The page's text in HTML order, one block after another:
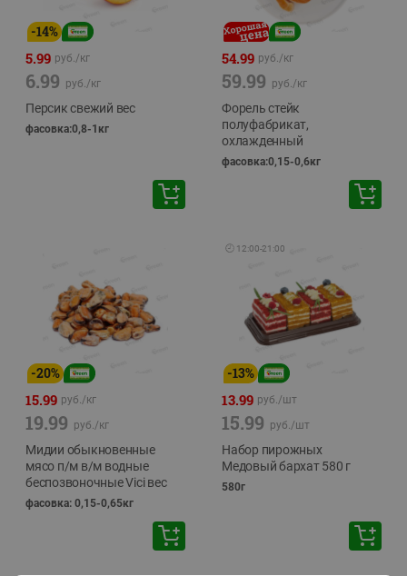
-14%
5.99 руб./кг
6.99 руб./кг
Персик свежий вес
фасовка:0,8-1кг
54.99 руб./кг
59.99 руб./кг
Форель стейк
полуфабрикат,
охлажденный
фасовка:0,15-0,6кг
-20%
15.99 руб./кг
19.99 руб./кг
Мидии обыкновенные
мясо п/м в/м водные
беспозвоночные Vici вес
фасовка: 0,15-0,65кг
🕘 12:00-21:00
-13%
13.99 руб./шт
15.99 руб./шт
Набор пирожных
Медовый бархат 580 г
580г